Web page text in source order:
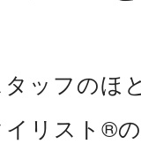
ッフのほ
リスト®︎